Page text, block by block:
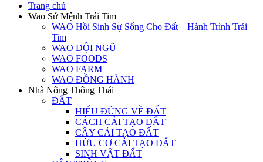
Trang chủ
Wao Sứ Mệnh Trái Tim
WAO Hồi Sinh Sự Sống Cho Đất – Hành Trình Trái
Tim
WAO ĐỘI NGŨ
WAO FOODS
WAO FARM
WAO ĐỒNG HÀNH
Nhà Nông Thông Thái
ĐẤT
HIỂU ĐÚNG VỀ ĐẤT
CÁCH CẢI TẠO ĐẤT
CÂY CẢI TẠO ĐẤT
HỮU CƠ CẢI TẠO ĐẤT
SINH VẬT ĐẤT